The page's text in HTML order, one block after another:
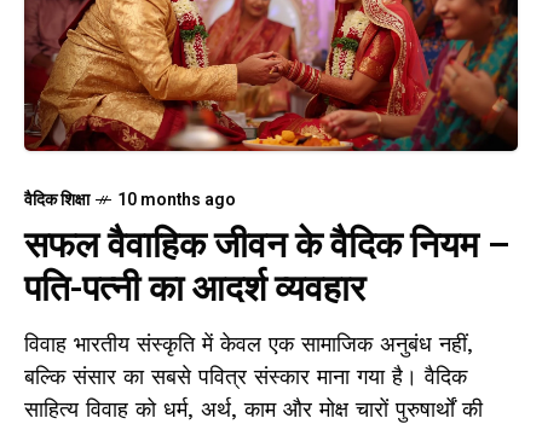
वैदिक शिक्षा 10 months ago
सफल वैवाहिक जीवन के वैदिक नियम –
पति-पत्नी का आदर्श व्यवहार
विवाह भारतीय संस्कृति में केवल एक सामाजिक अनुबंध नहीं,
बल्कि संसार का सबसे पवित्र संस्कार माना गया है। वैदिक
साहित्य विवाह को धर्म, अर्थ, काम और मोक्ष चारों पुरुषार्थों की